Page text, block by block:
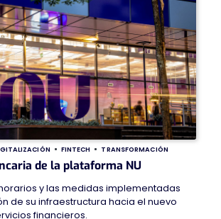
FINTECH TRANSFORMACIÓN
de la plataforma NU
y las medidas implementadas
de su infraestructura hacia el nuevo
financieros.